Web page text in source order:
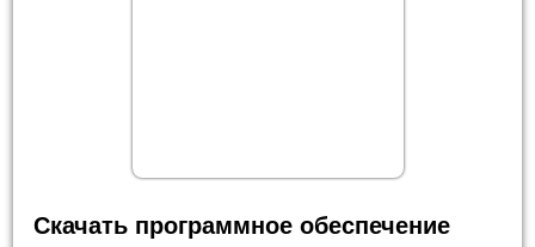
Скачать программное обеспечение